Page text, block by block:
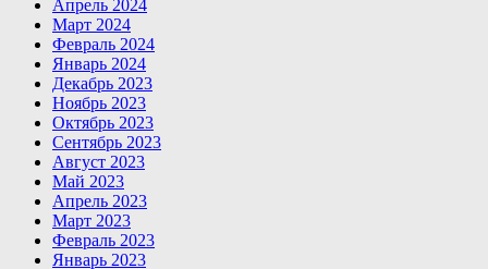
Апрель 2024
Март 2024
Февраль 2024
Январь 2024
Декабрь 2023
Ноябрь 2023
Октябрь 2023
Сентябрь 2023
Август 2023
Май 2023
Апрель 2023
Март 2023
Февраль 2023
Январь 2023